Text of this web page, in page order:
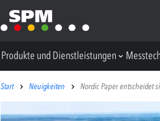
Produkte und Dienstleistungen
Start Neuigkeiten Nordic Paper entscheidet